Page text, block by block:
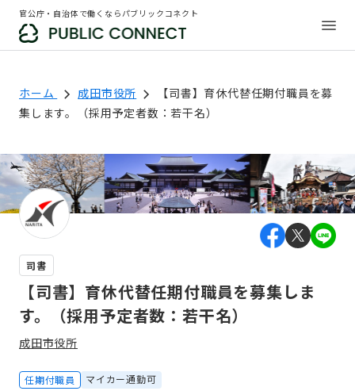
官公庁・自治体で働くならパブリックコネクト
ホーム 成田市役所
【司書】育休代替任期付職員を募
集します。（採用予定者数：若干名）
司書
【司書】育休代替任期付職員を募集しま
す。（採用予定者数：若干名）
成田市役所
任期付職員 マイカー通勤可